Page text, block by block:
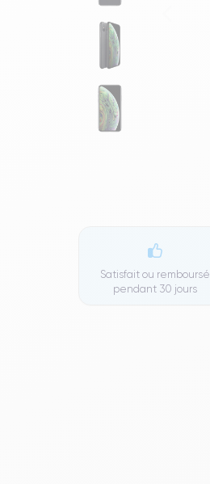
Satisfait ou remboursé
pendant 30 jours